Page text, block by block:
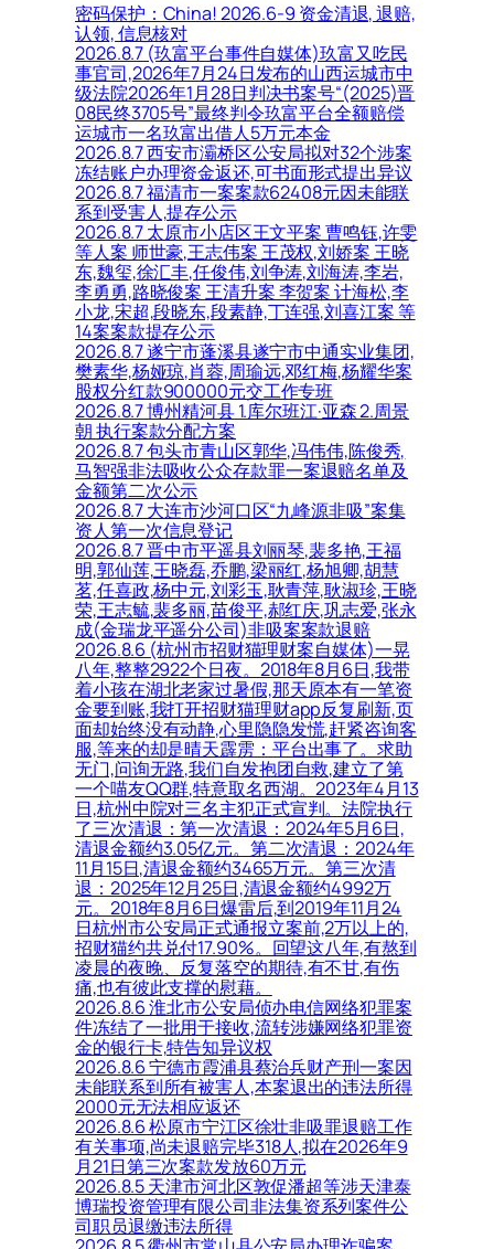
密码保护：China! 2026.6-9 资金清退, 退赔,
认领, 信息核对
2026.8.7 (玖富平台事件自媒体)玖富又吃民
事官司,2026年7月24日发布的山西运城市中
级法院2026年1月28日判决书案号“(2025)晋
08民终3705号”最终判令玖富平台全额赔偿
运城市一名玖富出借人5万元本金
2026.8.7 西安市灞桥区公安局拟对32个涉案
冻结账户办理资金返还,可书面形式提出异议
2026.8.7 福清市一案案款62408元因未能联
系到受害人,提存公示
2026.8.7 太原市小店区王文平案 曹鸣钰,许雯
等人案 师世豪,王志伟案 王茂权,刘娇案 王晓
东,魏玺,徐汇丰,任俊伟,刘争涛,刘海涛,李岩,
李勇勇,路晓俊案 王清升案 李贺案 计海松,李
小龙,宋超,段晓东,段素静,丁连强,刘喜江案 等
14案案款提存公示
2026.8.7 遂宁市蓬溪县遂宁市中通实业集团,
樊素华,杨娅琼,肖蓉,周瑜远,邓红梅,杨耀华案
股权分红款900000元交工作专班
2026.8.7 博州精河县 1.库尔班江·亚森 2.周景
朝 执行案款分配方案
2026.8.7 包头市青山区郭华,冯伟伟,陈俊秀,
马智强非法吸收公众存款罪一案退赔名单及
金额第二次公示
2026.8.7 大连市沙河口区“九峰源非吸”案集
资人第一次信息登记
2026.8.7 晋中市平遥县刘丽琴,裴多艳,王福
明,郭仙莲,王晓磊,乔鹏,梁丽红,杨旭卿,胡慧
茗,任喜政,杨中元,刘彩玉,耿青萍,耿淑珍,王晓
荣,王志毓,裴多丽,苗俊平,郝红庆,巩志爱,张永
成(金瑞龙平遥分公司)非吸案案款退赔
2026.8.6 (杭州市招财猫理财案自媒体)一晃
八年,整整2922个日夜。2018年8月6日,我带
着小孩在湖北老家过暑假,那天原本有一笔资
金要到账,我打开招财猫理财app反复刷新,页
面却始终没有动静,心里隐隐发慌,赶紧咨询客
服,等来的却是晴天霹雳：平台出事了。求助
无门,问询无路,我们自发抱团自救,建立了第
一个喵友QQ群,特意取名西湖。2023年4月13
日,杭州中院对三名主犯正式宣判。法院执行
了三次清退：第一次清退：2024年5月6日,
清退金额约3.05亿元。第二次清退：2024年
11月15日,清退金额约3465万元。第三次清
退：2025年12月25日,清退金额约4992万
元。2018年8月6日爆雷后,到2019年11月24
日杭州市公安局正式通报立案前,2万以上的,
招财猫约共兑付17.90%。回望这八年,有熬到
凌晨的夜晚、反复落空的期待,有不甘,有伤
痛,也有彼此支撑的慰藉。
2026.8.6 淮北市公安局侦办电信网络犯罪案
件冻结了一批用于接收,流转涉嫌网络犯罪资
金的银行卡,特告知异议权
2026.8.6 宁德市霞浦县蔡治兵财产刑一案因
未能联系到所有被害人,本案退出的违法所得
2000元无法相应返还
2026.8.6 松原市宁江区徐壮非吸罪退赔工作
有关事项,尚未退赔完毕318人,拟在2026年9
月21日第三次案款发放60万元
2026.8.5 天津市河北区敦促潘超等涉天津泰
博瑞投资管理有限公司非法集资系列案件公
司职员退缴违法所得